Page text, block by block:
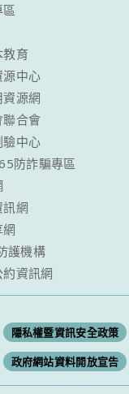
育
源中心
源網
聯合會
驗中心
防詐騙專區
訊網
護機構
資訊網
隱私權暨資訊安全政策
政府網站資料開放宣告